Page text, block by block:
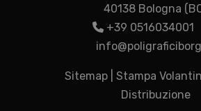
40138 Bologna
+39 0516034001
Sitemap |Stampa
Distribuzione